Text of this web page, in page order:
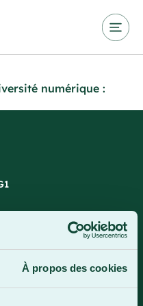
À propos des cookies
numérique :